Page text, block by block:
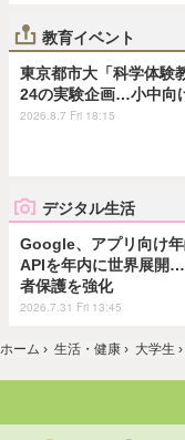
教育イベント
東京都市大「科学体験
24の実験企画…小中向
2026.8.7 Fri 18:15
デジタル生活
Google、アプリ向け
APIを年内に世界展開
者保護を強化
2026.7.31 Fri 13:45
ホーム › 生活・健康 › 大学生 ›